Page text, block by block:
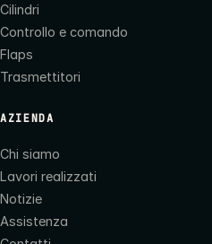
Cilindri
Controllo e comando
Flaps
Trasmettitori
AZIENDA
Chi siamo
Lavori realizzati
Notizie
Assistenza